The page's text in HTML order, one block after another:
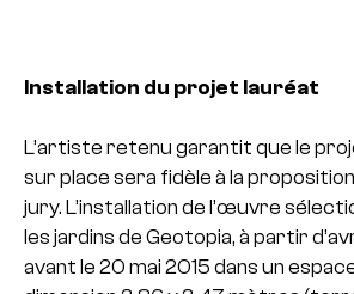
Installation du projet lauréat
L’artiste retenu garantit que le
sur place sera fidèle à la
jury. L’installation de l’œuvre
les jardins de Geotopia, à partir
avant le 20 mai 2015 dans un